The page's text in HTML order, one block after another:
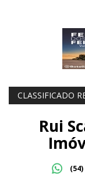
CLASSIFICADO
Rui